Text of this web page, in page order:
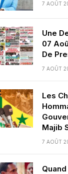
7 AOÛT
Une
07
De
7 AOÛT
Les
Majib
7 AOÛT